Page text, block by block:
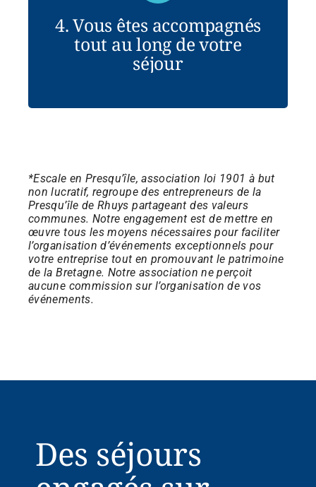
4. Vous êtes accompagnés
tout au long de votre
séjour
*Escale en Presqu’île, association loi 1901 à but
non lucratif, regroupe des entrepreneurs de la
Presqu’île de Rhuys partageant des valeurs
communes. Notre engagement est de mettre en
œuvre tous les moyens nécessaires pour faciliter
l’organisation d’événements exceptionnels pour
votre entreprise tout en promouvant le patrimoine
de la Bretagne. Notre association ne perçoit
aucune commission sur l’organisation de vos
événements.
Des séjours